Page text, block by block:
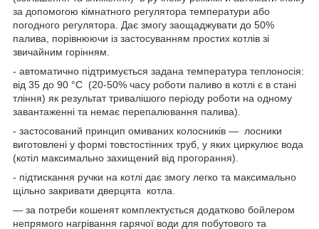
за допомогою кімнатного регулятора температури або
погодного регулятора. Дає змогу заощаджувати до 50%
палива, порівнюючи із застосуванням простих котлів зі
звичайним горінням.
- автоматично підтримується задана температура теплоносія:
від 35 до 90 °C (20-50% часу роботи паливо в котлі є в стані
тління) як результат тривалішого періоду роботи на одному
завантаженні та немає перепалювання палива).
- застосований принцип омиваних колосників — лосники
виготовлені у формі товстостінних труб, у яких циркулює вода
(котіл максимально захищений від прогорання).
- підтискання ручки на котлі дає змогу легко та максимально
щільно закривати дверцята котла.
— за потреби кошенят комплектується додатково бойлером
непрямого нагрівання гарячої води для побутового та